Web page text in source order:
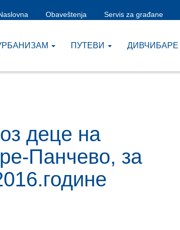
Obaveštenja Servis za građane
ПУТЕВИ ДИВЧИБАРЕ
деце на
Панчево, за